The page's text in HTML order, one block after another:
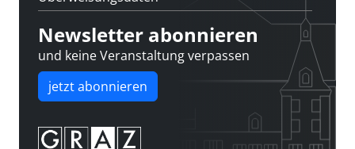
Newsletter abonnieren
und keine Veranstaltung verpassen
jetzt abonnieren